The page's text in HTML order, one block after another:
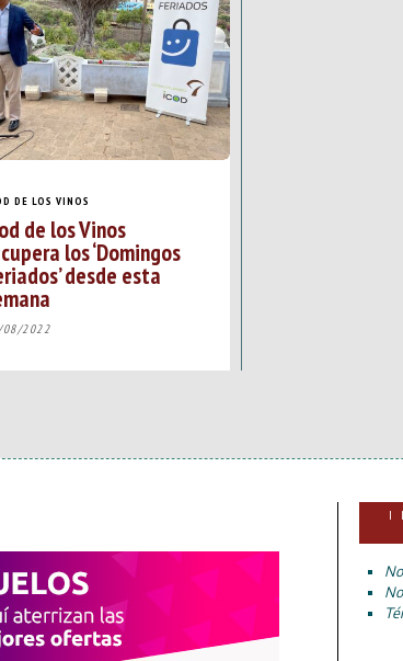
DE LOS VINOS
de los Vinos
los ‘Domingos
desde esta
08/2022